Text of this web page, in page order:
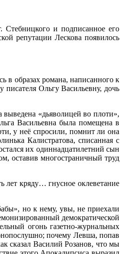
Стебницкого и подписанное его
репутации Лескова появилось
в образах романа, написанного к
писателя Ольгу Васильевну, дочь
«дьяволицей во плоти»,
Васильевна была помещена в
у неё спросили, помнит ли она
Калистратова, списанная с
их одиннадцатилетний сын
оставив многостраничный труд
лет кряду… гнусное оклеветание
но к нему, увы, не приехали
демократической
огонь газетно-журнальных
почему Левша, попав
сказал Василий Розанов, что мы